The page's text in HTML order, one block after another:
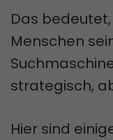
Das
Menschen
strategisch,
Hier sind